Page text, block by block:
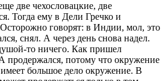
две чехословацкие, две
Тогда ему в Дели Гречко и
говорят: в Индии, мол, это
снял. А через день снова надел.
то ничего. Как пришел
продержался, потому что окружение
большое дело окружение. В